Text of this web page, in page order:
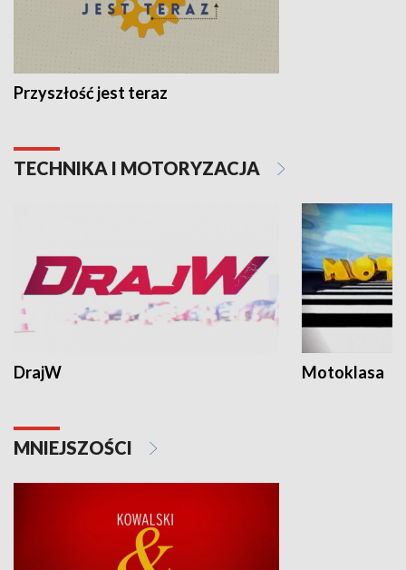
Przyszłość jest teraz
TECHNIKA I MOTORYZACJA
DrajW Motoklasa
MNIEJSZOŚCI